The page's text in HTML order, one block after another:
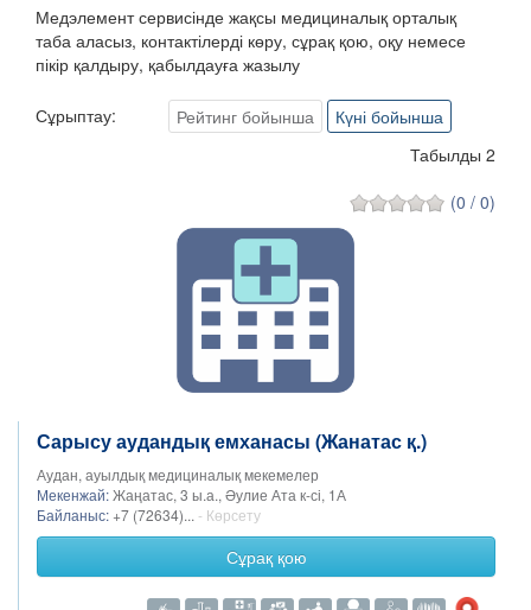
Медэлемент сервисінде жақсы медициналық орталық
таба аласыз, контактілерді көру, сұрақ қою, оқу немесе
пікір қалдыру, қабылдауға жазылу
Сұрыптау: Рейтинг бойынша
Күні бойынша
Табылды 2
(0 / 0)
Сарысу аудандық емханасы (Жанатас қ.)
Аудан, ауылдық медициналық мекемелер
Мекенжай:Жаңатас, 3 ы.а., Әулие Ата к-сі, 1А
Байланыс: +7 (72634)... - Көрсету
Сұрақ қою